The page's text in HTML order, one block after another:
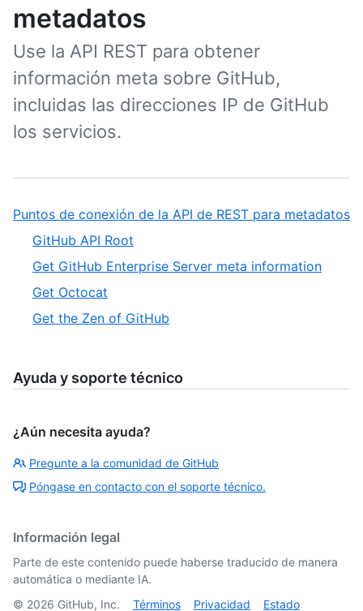
metadatos
Use la API REST para obtener
información meta sobre GitHub,
incluidas las direcciones IP de GitHub
los servicios.
Puntos de conexión de la API de REST para metadatos
GitHub API Root
Get GitHub Enterprise Server meta information
Get Octocat
Get the Zen of GitHub
Ayuda y soporte técnico
¿Aún necesita ayuda?
Pregunte a la comunidad de GitHub
Póngase en contacto con el soporte técnico.
Información legal
Parte de este contenido puede haberse traducido de manera
automática o mediante IA.
© 2026 GitHub, Inc. Términos Privacidad Estado